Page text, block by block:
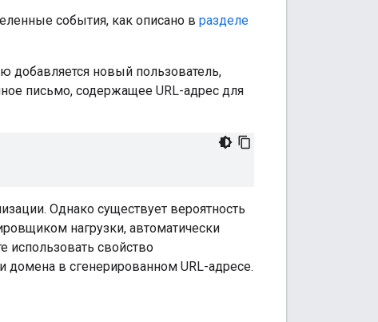
события, как описано в разделе
добавляется новый пользователь,
письмо, содержащее URL-адрес для
Однако существует вероятность
нагрузки, автоматически
использовать свойство
домена в сгенерированном URL-адресе.